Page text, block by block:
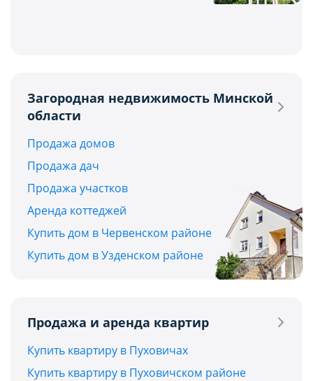
Загородная недвижимость Минской
области
Продажа домов
Продажа дач
Продажа участков
Аренда коттеджей
Купить дом в Червенском районе
Купить дом в Узденском районе
Продажа и аренда квартир
Купить квартиру в Пуховичах
Купить квартиру в Пуховичском районе